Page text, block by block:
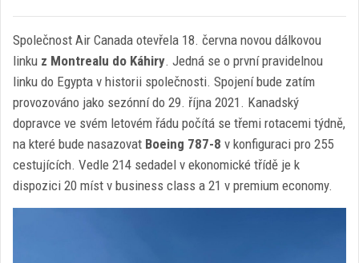
Společnost Air Canada otevřela 18. června novou dálkovou
linku z Montrealu do Káhiry. Jedná se o první pravidelnou
linku do Egypta v historii společnosti. Spojení bude zatím
provozováno jako sezónní do 29. října 2021. Kanadský
dopravce ve svém letovém řádu počítá se třemi rotacemi týdně,
na které bude nasazovat Boeing 787-8 v konfiguraci pro 255
cestujících. Vedle 214 sedadel v ekonomické třídě je k
dispozici 20 míst v business class a 21 v premium economy.